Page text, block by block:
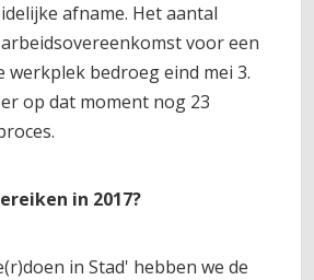
afname. Het aantal
voor een
werkplek bedroeg eind mei 3.
op dat moment nog 23
in 2017?
in Stad' hebben we de